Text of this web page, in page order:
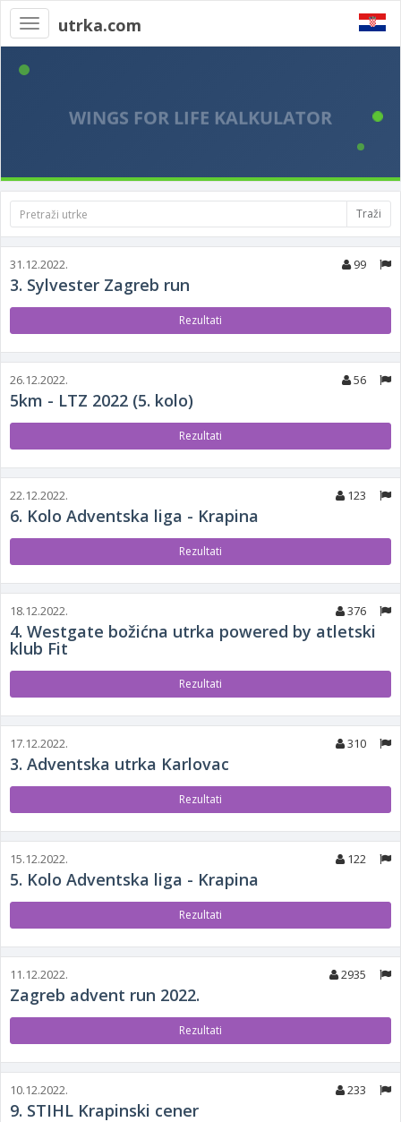
Toggle
navigation
utrka.com
Traži
31.12.2022. 99
3. Sylvester Zagreb run
Rezultati
26.12.2022. 56
5km - LTZ 2022 (5. kolo)
Rezultati
22.12.2022. 123
6. Kolo Adventska liga - Krapina
Rezultati
18.12.2022. 376
4. Westgate božićna utrka powered by atletski
klub Fit
Rezultati
17.12.2022. 310
3. Adventska utrka Karlovac
Rezultati
15.12.2022. 122
5. Kolo Adventska liga - Krapina
Rezultati
11.12.2022. 2935
Zagreb advent run 2022.
Rezultati
10.12.2022. 233
9. STIHL Krapinski cener